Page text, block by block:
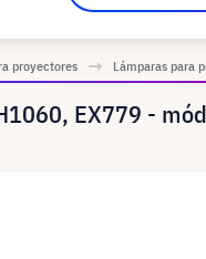
proyectores Lámparas para
EX779 -